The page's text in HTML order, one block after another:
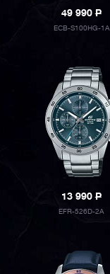
49 990P
ECB-S100HG-1A
13 990P
EFR-526D-2A